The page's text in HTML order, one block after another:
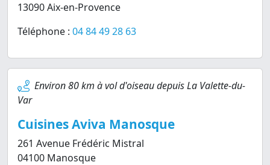
13090 Aix-en-Provence
Téléphone : 04 84 49 28 63
Environ 80 km à vol d'oiseau depuis La Valette-du-
Var
Cuisines Aviva Manosque
261 Avenue Frédéric Mistral
04100 Manosque